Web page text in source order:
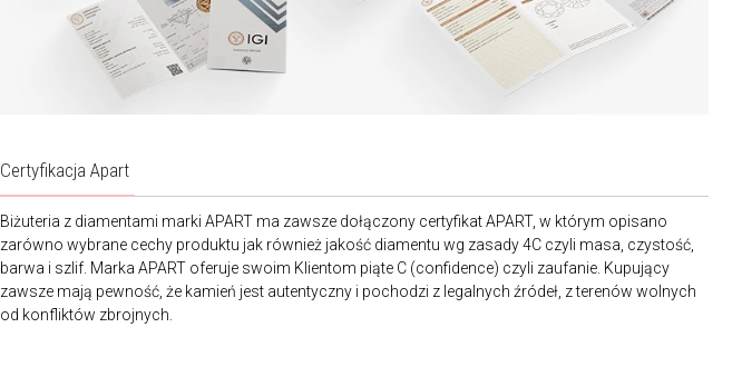
Certyfikacja Apart
Biżuteria z diamentami marki APART ma zawsze dołączony certyfikat APART, w którym opisano
zarówno wybrane cechy produktu jak również jakość diamentu wg zasady 4C czyli masa, czystość,
barwa i szlif. Marka APART oferuje swoim Klientom piąte C (confidence) czyli zaufanie. Kupujący
zawsze mają pewność, że kamień jest autentyczny i pochodzi z legalnych źródeł, z terenów wolnych
od konfliktów zbrojnych.